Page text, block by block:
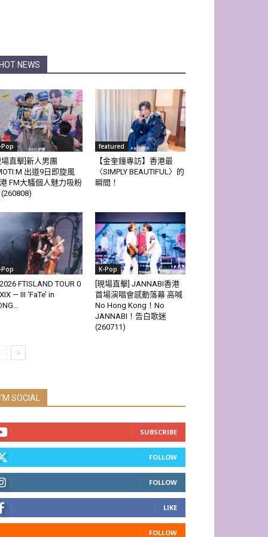
HOT NEWS
Pop
場直擊]新人男團
出道9日即旋風
FM大騷個人魅力吸粉
featured
【金奎鐘專訪】香港最
〈SIMPLY BEAUTIFUL〉的
瞬間！
Pop
2026 FTISLAND TOUR 0
— III ‘FaTe’ in
K-Pop
[現場直擊] JANNABI香港
首場演唱會感動落幕 高喊
No Hong Kong！No
JANNABI！告白歌迷
(260711)
I'M SOCIAL
SUBSCRIBE
FOLLOW
FOLLOW
LIKE
FOLLOW